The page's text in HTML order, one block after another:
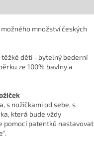
množství českých
děti - bytelný bederní
ze 100% bavlny a
s nožičkami od sebe, s
která bude vždy
pomocí patentků nastavovat